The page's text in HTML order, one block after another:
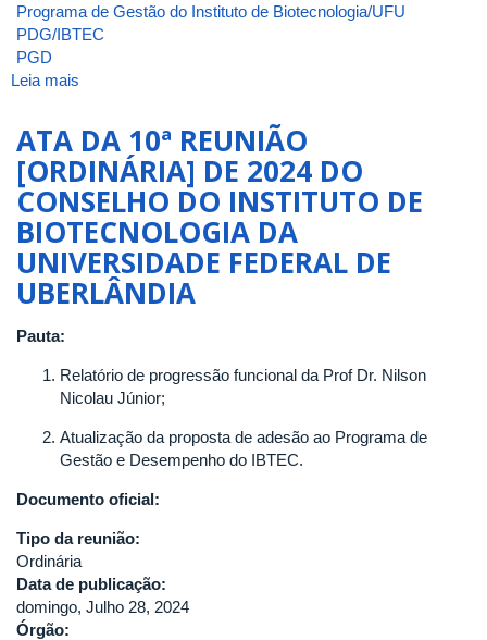
Programa de Gestão do Instituto de Biotecnologia/UFU
PDG/IBTEC
PGD
Leia mais
Pessoal
UFU
Nº
5857,
de
22
de
outubro
ATA DA 10ª REUNIÃO
[ORDINÁRIA] DE 2024 DO
CONSELHO DO INSTITUTO DE
BIOTECNOLOGIA DA
UNIVERSIDADE FEDERAL DE
UBERLÂNDIA
Pauta:
Relatório de progressão funcional da Prof Dr. Nilson
Nicolau Júnior;
Atualização da proposta de adesão ao Programa de
Gestão e Desempenho do IBTEC.
Documento oficial:
Tipo da reunião:
Ordinária
Data de publicação:
domingo, Julho 28, 2024
Órgão: